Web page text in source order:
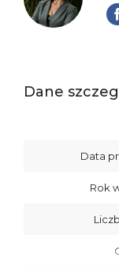
Dane
Data
Rok